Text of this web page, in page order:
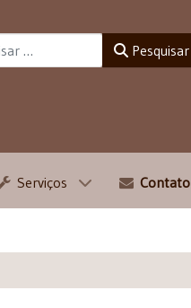
Pesquisar
Serviços Contato